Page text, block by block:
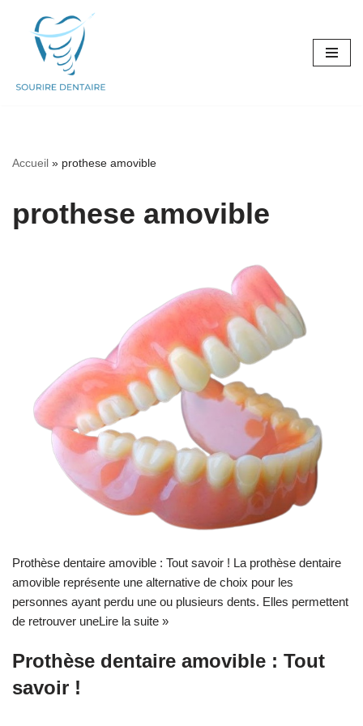
Aller
contenu
Accueil » prothese amovible
prothese amovible
Prothèse dentaire amovible : Tout savoir ! La prothèse dentaire
amovible représente une alternative de choix pour les
personnes ayant perdu une ou plusieurs dents. Elles permettent
de retrouver uneLire la suite »
Prothèse dentaire amovible : Tout
savoir !